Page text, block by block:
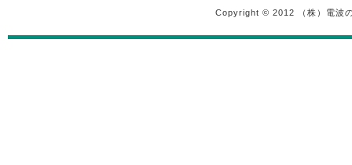
Copyright © 2012 （株）電波